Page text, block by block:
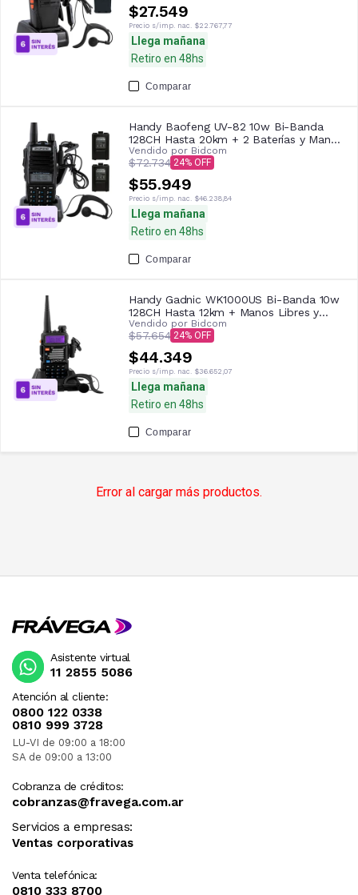
$27.549
Precio s/imp. nac. $22.767,77
Llega mañana
Retiro en 48hs
Comparar
Handy Baofeng UV-82 10w Bi-Banda
128CH Hasta 20km + 2 Baterías y Manos
Libres
Vendido por Bidcom
$72.734 24
$55.949
Precio s/imp. nac. $46.238,84
Llega mañana
Retiro en 48hs
Comparar
Handy Gadnic WK1000US Bi-Banda 10w
128CH Hasta 12km + Manos Libres y
Accesorios
Vendido por Bidcom
$57.654 24
$44.349
Precio s/imp. nac. $36.652,07
Llega mañana
Retiro en 48hs
Comparar
Error al cargar más productos.
Atención al cliente:
0800 122 0338
0810 999 3728
LU-VI de 09:00 a 18:00
SA de 09:00 a 13:00
Cobranza de créditos:
cobranzas@fravega.com.ar
Servicios a empresas:
Ventas corporativas
Venta telefónica:
0810 333 8700
Asistente virtual
11 2855 5086